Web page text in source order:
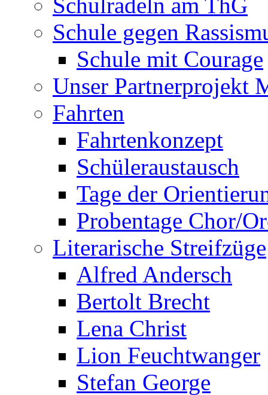
Schulradeln am ThG
Schule gegen
Schule mit Courage
Unser Partnerprojekt
Fahrten
Fahrtenkonzept
Schüleraustausch
Tage der
Probentage Chor/
Literarische Streifzüge
Alfred Andersch
Bertolt Brecht
Lena Christ
Lion Feuchtwanger
Stefan George